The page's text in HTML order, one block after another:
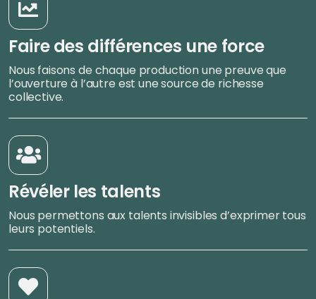
Faire des différences une force
Nous faisons de chaque production une preuve que
l’ouverture à l’autre est une source de richesse
collective.
Révéler les talents
Nous permettons aux talents invisibles d’exprimer tous
leurs potentiels.